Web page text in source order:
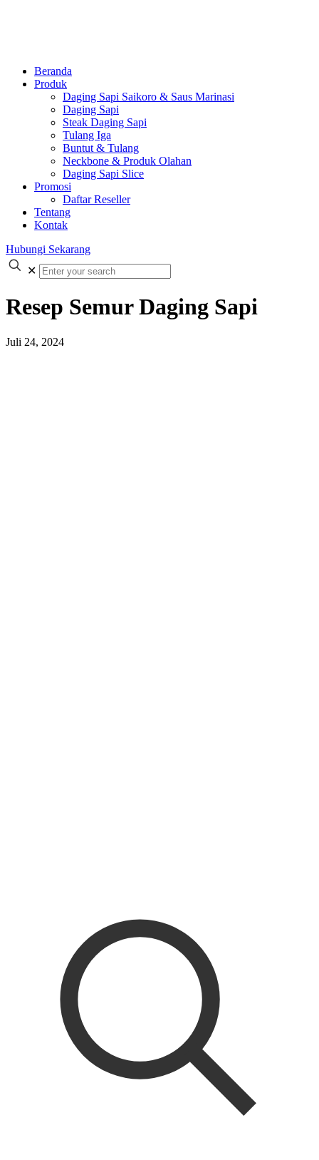
Beranda
Produk
Daging Sapi Saikoro & Saus Marinasi
Daging Sapi
Steak Daging Sapi
Tulang Iga
Buntut & Tulang
Neckbone & Produk Olahan
Daging Sapi Slice
Promosi
Daftar Reseller
Tentang
Kontak
Hubungi Sekarang
✕
Resep Semur Daging Sapi
Juli 24, 2024